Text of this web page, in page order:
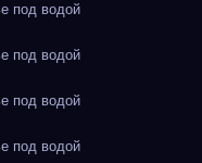
под водой
под водой
под водой
под водой